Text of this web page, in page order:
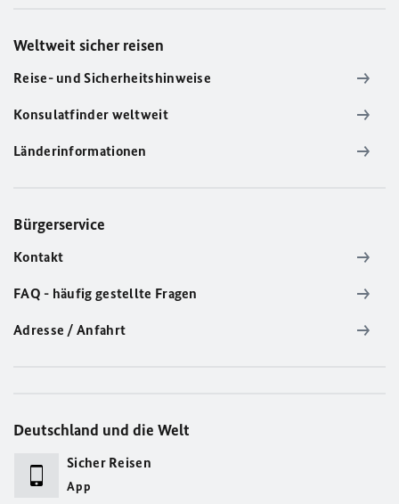
Weltweit sicher reisen
Reise- und Sicherheitshinweise
Konsulatfinder weltweit
Länderinformationen
Bürgerservice
Kontakt
FAQ - häufig gestellte Fragen
Adresse / Anfahrt
Deutschland und die Welt
Sicher Reisen
App